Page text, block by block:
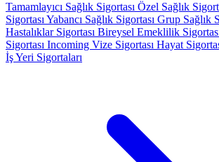
Tamamlayıcı Sağlık Sigortası Özel Sağlık
Sigortası Yabancı Sağlık Sigortası Grup Sağlık
Hastalıklar Sigortası Bireysel Emeklilik
Sigortası Incoming Vize Sigortası Hayat
İş Yeri Sigortaları